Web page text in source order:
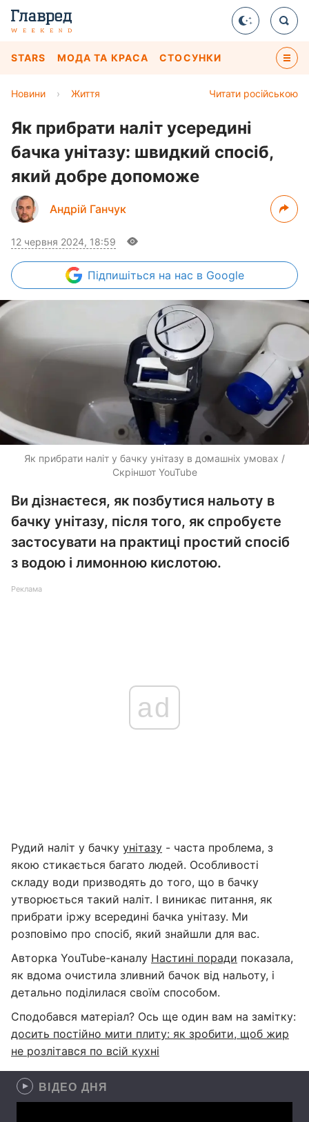
STARS МОДА ТА КРАСА СТОСУНКИ
Читати російською
Новини › Життя
Як прибрати наліт усередині
бачка унітазу: швидкий спосіб,
який добре допоможе
Андрій Ганчук
12 червня 2024, 18:59
Підпишіться на нас в Google
Як прибрати наліт у бачку унітазу в домашніх умовах /
Скріншот YouTube
Ви дізнаєтеся, як позбутися нальоту в
бачку унітазу, після того, як спробуєте
застосувати на практиці простий спосіб
з водою і лимонною кислотою.
Реклама
ad
Рудий наліт у бачку унітазу - часта проблема, з
якою стикається багато людей. Особливості
складу води призводять до того, що в бачку
утворюється такий наліт. І виникає питання, як
прибрати іржу всередині бачка унітазу. Ми
розповімо про спосіб, який знайшли для вас.
Авторка YouTube-каналу Настині поради показала,
як вдома очистила зливний бачок від нальоту, і
детально поділилася своїм способом.
Сподобався матеріал? Ось ще один вам на замітку:
досить постійно мити плиту: як зробити, щоб жир
не розлітався по всій кухні
ВІДЕО ДНЯ